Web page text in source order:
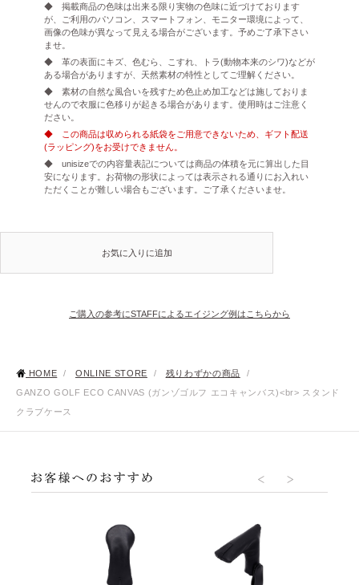
◆ 掲載商品の色味は出来る限り実物の色味に近づけております
が、ご利用のパソコン、スマートフォン、モニター環境によって、
画像の色味が異なって見える場合がございます。予めご了承下さい
ませ。
◆ 革の表面にキズ、色むら、こすれ、トラ(動物本来のシワ)などが
ある場合がありますが、天然素材の特性としてご理解ください。
◆ 素材の自然な風合いを残すため色止め加工などは施しておりま
せんので衣服に色移りが起きる場合があります。使用時はご注意く
ださい。
◆ この商品は収められる紙袋をご用意できないため、ギフト配送
(ラッピング)をお受けできません。
◆ unisizeでの内容量表記については商品の体積を元に算出した目
安になります。お荷物の形状によっては表示される通りにお入れい
ただくことが難しい場合もございます。ご了承くださいませ。
お気に入りに追加
ご購入の参考にSTAFFによるエイジング例はこちらから
HOME / ONLINE STORE / 残りわずかの商品
/
GANZO GOLF ECO CANVAS (ガンゾゴルフ エコキャンバス)<br> スタンド
クラブケース